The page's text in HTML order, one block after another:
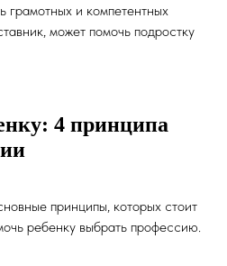
грамотных и компетентных
может помочь подростку
4 принципа
принципы, которых стоит
ребенку выбрать профессию.